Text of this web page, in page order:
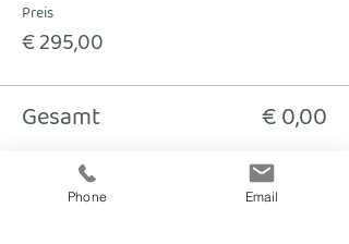
Preis
€ 295,00
Gesamt € 0,00
Phone Email